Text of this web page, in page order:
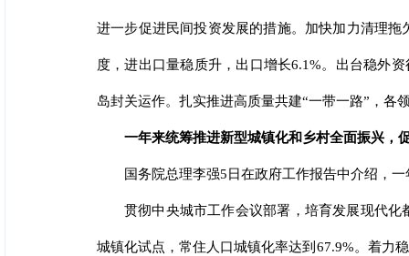
进一步促进民间投资发展的措施。加快加力清理
度，进出口量稳质升，出口增长6.1%。出台稳外
岛封关运作。扎实推进高质量共建“一带一路”，各
一年来统筹推进新型城镇化和乡村全面振兴，
国务院总理李强5日在政府工作报告中介绍，
贯彻中央城市工作会议部署，培育发展现代
城镇化试点，常住人口城镇化率达到67.9%。着力